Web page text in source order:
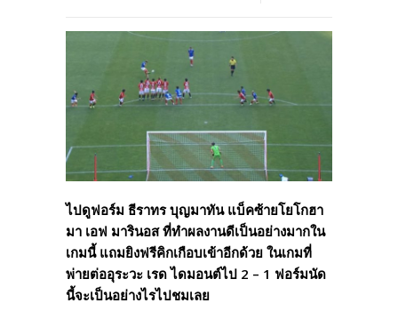
ไปดูฟอร์ม ธีราทร บุญมาทัน แบ็คซ้ายโยโกฮา
มา เอฟ มารินอส ที่ทำผลงานดีเป็นอย่างมากใน
เกมนี้ แถมยิงฟรีคิกเกือบเข้าอีกด้วย ในเกมที่
พ่ายต่ออุระวะ เรด ไดมอนต์ไป 2 – 1 ฟอร์มนัด
นี้จะเป็นอย่างไรไปชมเลย